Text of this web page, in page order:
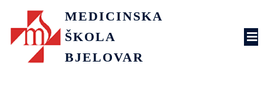
MEDICINSKA
ŠKOLA
BJELOVAR